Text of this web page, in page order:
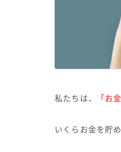
私たちは、 「お
いくらお金を貯